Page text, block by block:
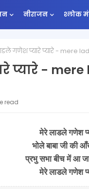
नीराजन श्लोक
गणेश प्यारे प्यारे - mere
प्यारे -
read
मेरे लाडले गणेश
भोले बाबा जी की
प्रभु सभा बीच में आ
मेरे लाडले गणेश